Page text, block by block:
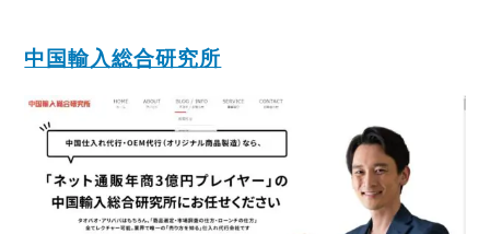
中国輸入総合研究所